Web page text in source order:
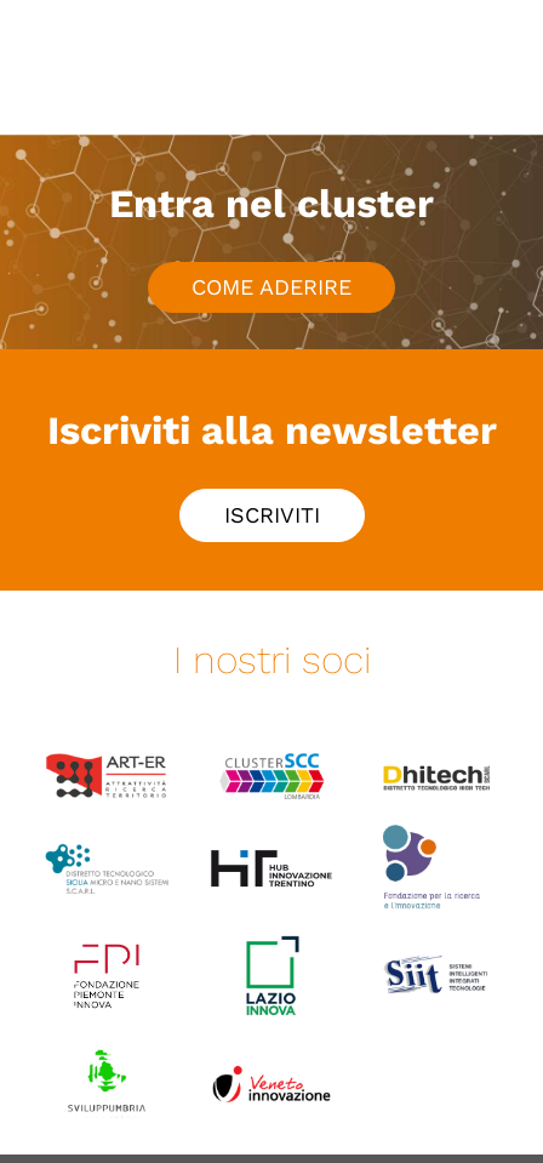
Entra nel cluster
COME ADERIRE
Iscriviti alla newsletter
ISCRIVITI
I nostri soci